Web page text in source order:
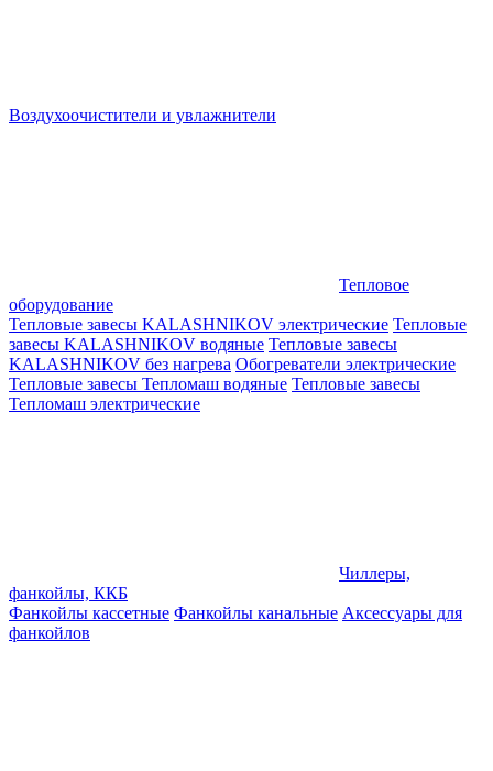
Воздухоочистители и увлажнители
Тепловое
оборудование
Тепловые завесы KALASHNIKOV электрические Тепловые
завесы KALASHNIKOV водяные Тепловые завесы
KALASHNIKOV без нагрева Обогреватели электрические
Тепловые завесы Тепломаш водяные Тепловые завесы
Тепломаш электрические
Чиллеры,
фанкойлы, ККБ
Фанкойлы кассетные Фанкойлы канальные Аксессуары для
фанкойлов